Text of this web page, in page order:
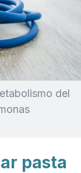
del
pasta